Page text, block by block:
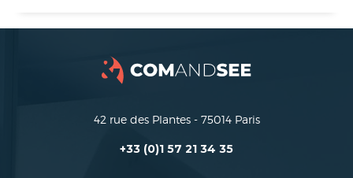
42 rue des Plantes - 75014 Paris
+33 (0)1 57 21 34 35